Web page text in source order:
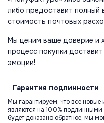
либо предоставит полный
стоимость почтовых
Мы ценим ваше доверие и
процесс покупки
эмоции!
Гарантия подлинности
Мы гарантируем, что все
являются на 100%
будет доказано обратное, мы